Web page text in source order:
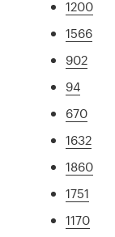
1200
1566
902
94
670
1632
1860
1751
1170